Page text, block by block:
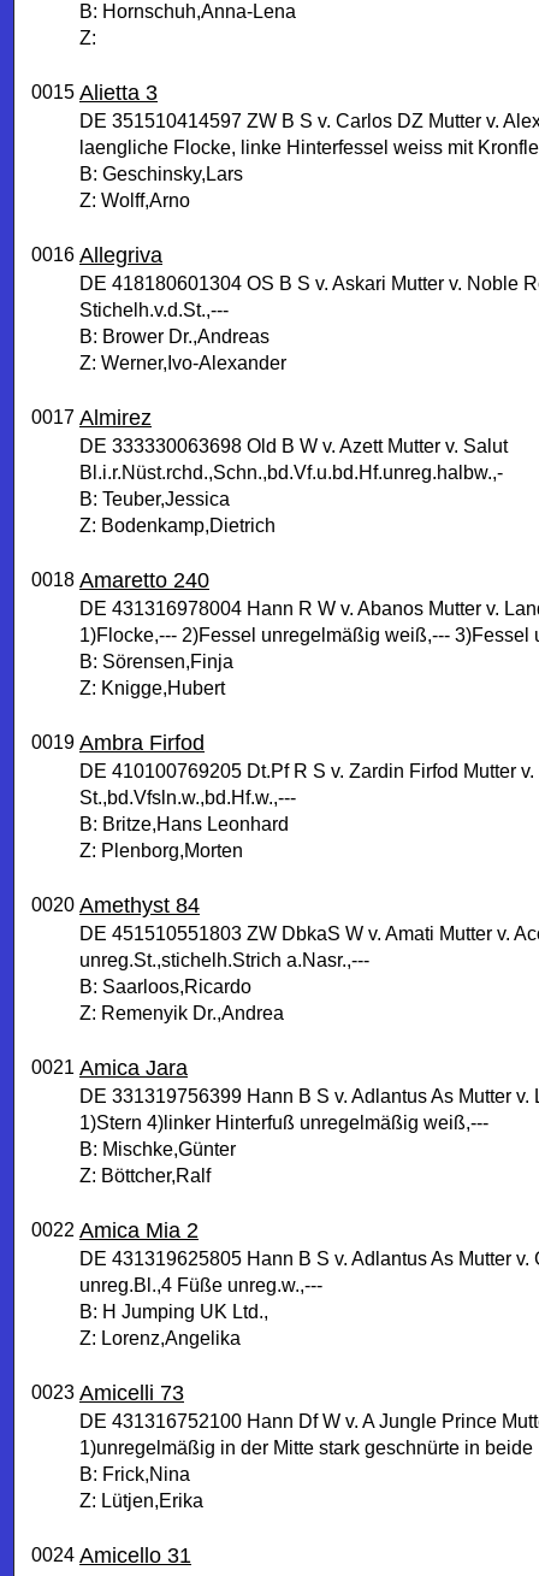
B: Hornschuh,Anna-Lena
Z:
0015 Alietta 3
DE 351510414597 ZW B S v. Carlos DZ Mutter v.
laengliche Flocke, linke Hinterfessel weiss mit
B: Geschinsky,Lars
Z: Wolff,Arno
0016 Allegriva
DE 418180601304 OS B S v. Askari Mutter v. Noble
Stichelh.v.d.St.,---
B: Brower Dr.,Andreas
Z: Werner,Ivo-Alexander
0017 Almirez
DE 333330063698 Old B W v. Azett Mutter v. Salut
Bl.i.r.Nüst.rchd.,Schn.,bd.Vf.u.bd.Hf.unreg.halbw.,-
B: Teuber,Jessica
Z: Bodenkamp,Dietrich
0018 Amaretto 240
DE 431316978004 Hann R W v. Abanos Mutter v.
1)Flocke,--- 2)Fessel unregelmäßig weiß,---
B: Sörensen,Finja
Z: Knigge,Hubert
0019 Ambra Firfod
DE 410100769205 Dt.Pf R S v. Zardin Firfod Mutter
St.,bd.Vfsln.w.,bd.Hf.w.,---
B: Britze,Hans Leonhard
Z: Plenborg,Morten
0020 Amethyst 84
DE 451510551803 ZW DbkaS W v. Amati Mutter v.
unreg.St.,stichelh.Strich a.Nasr.,---
B: Saarloos,Ricardo
Z: Remenyik Dr.,Andrea
0021 Amica Jara
DE 331319756399 Hann B S v. Adlantus As Mutter v.
1)Stern 4)linker Hinterfuß unregelmäßig weiß,---
B: Mischke,Günter
Z: Böttcher,Ralf
0022 Amica Mia 2
DE 431319625805 Hann B S v. Adlantus As Mutter v.
unreg.Bl.,4 Füße unreg.w.,---
B: H Jumping UK Ltd.,
Z: Lorenz,Angelika
0023 Amicelli 73
DE 431316752100 Hann Df W v. A Jungle Prince
1)unregelmäßig in der Mitte stark geschnürte in
B: Frick,Nina
Z: Lütjen,Erika
0024 Amicello 31